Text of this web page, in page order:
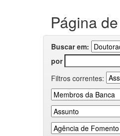
Página
Buscar em:
por
Filtros correntes: